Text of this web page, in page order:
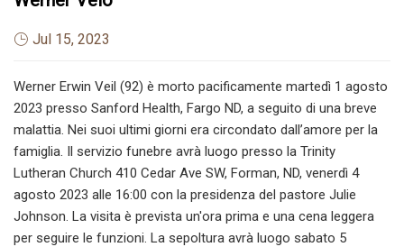
Jul 15, 2023
Werner Erwin Veil (92) è morto pacificamente martedì 1 agosto
2023 presso Sanford Health, Fargo ND, a seguito di una breve
malattia. Nei suoi ultimi giorni era circondato dall’amore per la
famiglia. Il servizio funebre avrà luogo presso la Trinity
Lutheran Church 410 Cedar Ave SW, Forman, ND, venerdì 4
agosto 2023 alle 16:00 con la presidenza del pastore Julie
Johnson. La visita è prevista un'ora prima e una cena leggera
per seguire le funzioni. La sepoltura avrà luogo sabato 5